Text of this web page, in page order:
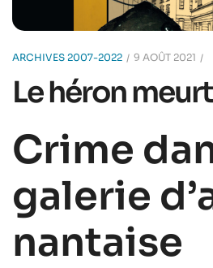
ARCHIVES 2007-2022 9 AOÛT 2021
Le héron
Crime
galerie
nantaise